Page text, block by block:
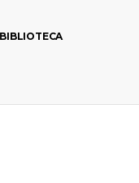
BIBLIOTECA